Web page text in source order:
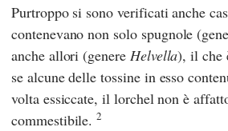
Purtroppo si sono verificati anche
contenevano non solo spugnole
anche allori (genere Helvella), il che
se alcune delle tossine in esso
volta essiccate, il lorchel non è
commestibile.2